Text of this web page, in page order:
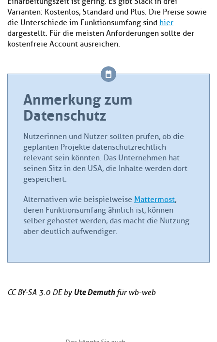
Varianten: Kostenlos, Standard und Plus. Die Preise sowie
die Unterschiede im Funktionsumfang sind hier
dargestellt. Für die meisten Anforderungen sollte der
kostenfreie Account ausreichen.
Anmerkung zum
Datenschutz
Nutzerinnen und Nutzer sollten prüfen, ob die
geplanten Projekte datenschutzrechtlich
relevant sein könnten. Das Unternehmen hat
seinen Sitz in den USA, die Inhalte werden dort
gespeichert.
Alternativen wie beispielweise Mattermost,
deren Funktionsumfang ähnlich ist, können
selber gehostet werden, das macht die Nutzung
aber deutlich aufwendiger.
CC BY-SA 3.0 DE by Ute Demuthfür wb-web